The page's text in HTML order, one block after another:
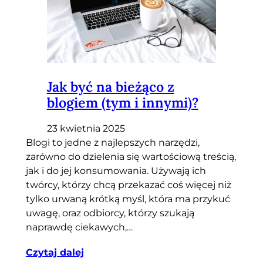
Jak być na bieżąco z
blogiem (tym i innymi)?
23 kwietnia 2025
Blogi to jedne z najlepszych narzędzi,
zarówno do dzielenia się wartościową treścią,
jak i do jej konsumowania. Używają ich
twórcy, którzy chcą przekazać coś więcej niż
tylko urwaną krótką myśl, która ma przykuć
uwagę, oraz odbiorcy, którzy szukają
naprawdę ciekawych,…
Czytaj dalej